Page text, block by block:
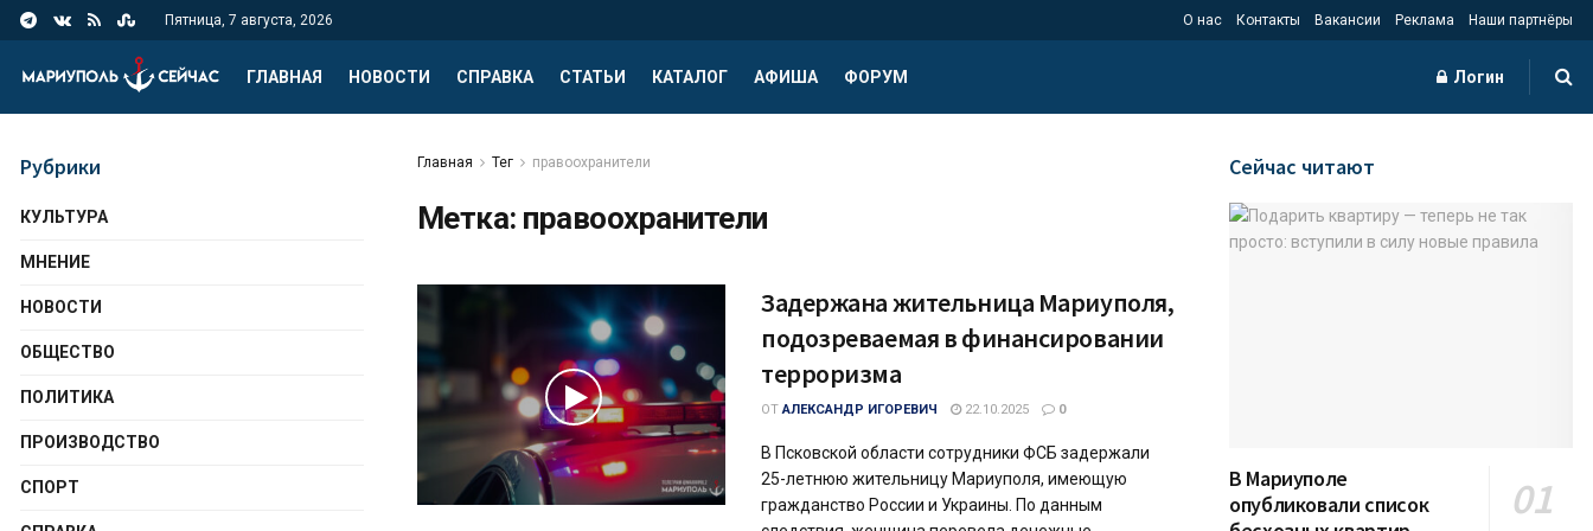
Пятница, 7 августа, 2026 О нас Контакты Вакансии Реклама Наши партнёры
ГЛАВНАЯ НОВОСТИ СПРАВКА СТАТЬИ КАТАЛОГ АФИША ФОРУМ Логин
Главная Тег правоохранители
Метка: правоохранители
Задержана жительница Мариуполя,
подозреваемая в финансировании
терроризма
ОТ АЛЕКСАНДР ИГОРЕВИЧ 22.10.2025 0
В Псковской области сотрудники ФСБ задержали
25-летнюю жительницу Мариуполя, имеющую
гражданство России и Украины. По данным
Рубрики
КУЛЬТУРА
МНЕНИЕ
НОВОСТИ
ОБЩЕСТВО
ПОЛИТИКА
ПРОИЗВОДСТВО
СПОРТ
Сейчас читают
В Мариуполе
опубликовали список